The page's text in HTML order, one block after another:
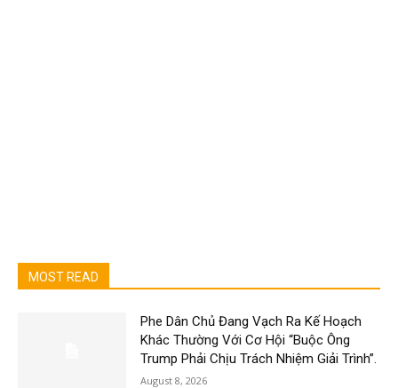
MOST READ
Phe Dân Chủ Đang Vạch Ra Kế Hoạch
Khác Thường Với Cơ Hội “Buộc Ông
Trump Phải Chịu Trách Nhiệm Giải Trình”.
August 8, 2026